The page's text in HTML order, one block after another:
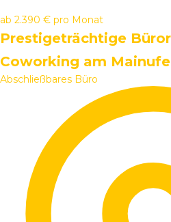
ab 2.390 € pro Monat
Prestigeträchtige
Coworking am
Abschließbares Büro